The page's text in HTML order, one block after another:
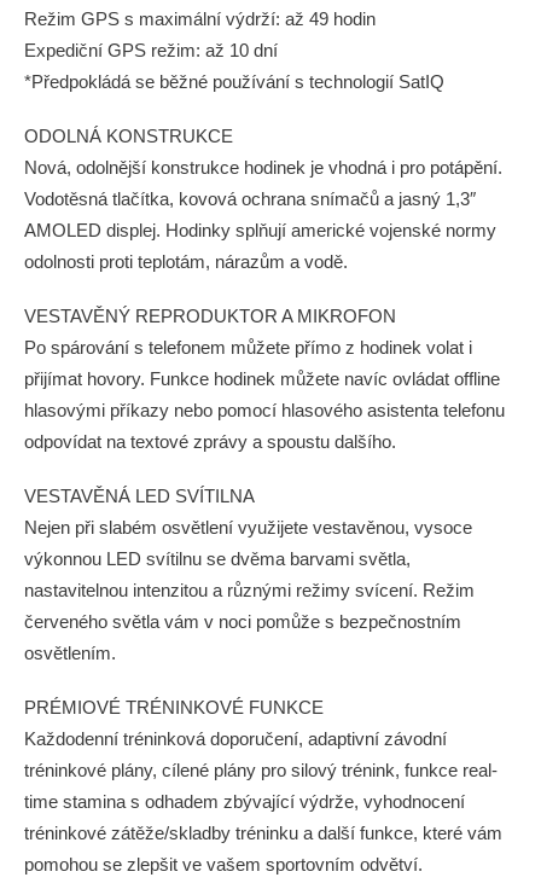
Režim GPS s maximální výdrží: až 49 hodin
Expediční GPS režim: až 10 dní
*Předpokládá se běžné používání s technologií SatIQ
ODOLNÁ KONSTRUKCE
Nová, odolnější konstrukce hodinek je vhodná i pro potápění.
Vodotěsná tlačítka, kovová ochrana snímačů a jasný 1,3″
AMOLED displej. Hodinky splňují americké vojenské normy
odolnosti proti teplotám, nárazům a vodě.
VESTAVĚNÝ REPRODUKTOR A MIKROFON
Po spárování s telefonem můžete přímo z hodinek volat i
přijímat hovory. Funkce hodinek můžete navíc ovládat offline
hlasovými příkazy nebo pomocí hlasového asistenta telefonu
odpovídat na textové zprávy a spoustu dalšího.
VESTAVĚNÁ LED SVÍTILNA
Nejen při slabém osvětlení využijete vestavěnou, vysoce
výkonnou LED svítilnu se dvěma barvami světla,
nastavitelnou intenzitou a různými režimy svícení. Režim
červeného světla vám v noci pomůže s bezpečnostním
osvětlením.
PRÉMIOVÉ TRÉNINKOVÉ FUNKCE
Každodenní tréninková doporučení, adaptivní závodní
tréninkové plány, cílené plány pro silový trénink, funkce real-
time stamina s odhadem zbývající výdrže, vyhodnocení
tréninkové zátěže/skladby tréninku a další funkce, které vám
pomohou se zlepšit ve vašem sportovním odvětví.